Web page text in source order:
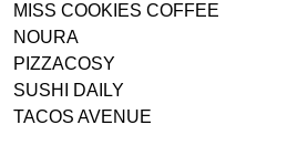
MISS COOKIES COFFEE
NOURA
PIZZACOSY
SUSHI DAILY
TACOS AVENUE